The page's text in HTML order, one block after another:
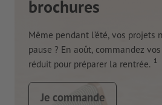
brochures
Même pendant l’été, vos projets
pause ? En août, commandez
réduit pour préparer la rentrée. 1
Je commande